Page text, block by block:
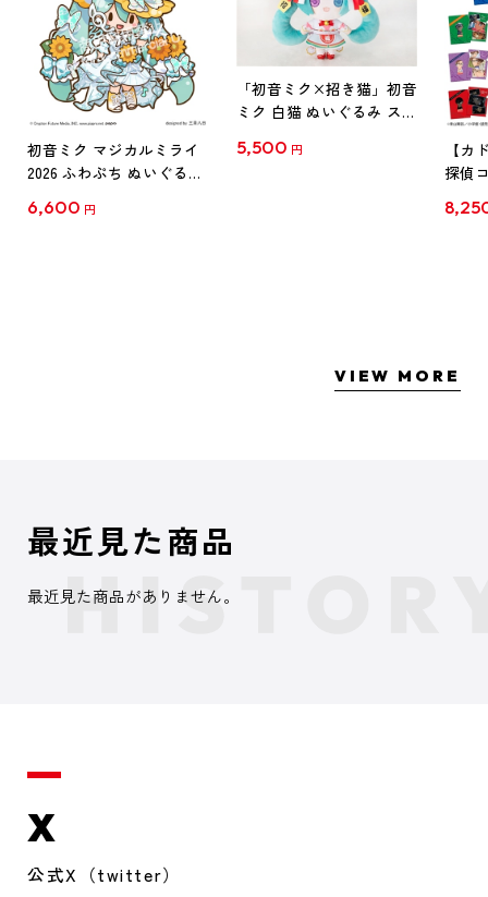
初音ミク マジカルミライ
2026 ふわぷち ぬいぐるみ
6,600 円
「初音ミク×招き猫」初音
ミク 白猫 ぬいぐるみ スタ
5,500 円
【カ
探偵
クリ
VIEW MORE
最近見た商品
最近見た商品がありません。
X
公式X（twitter）